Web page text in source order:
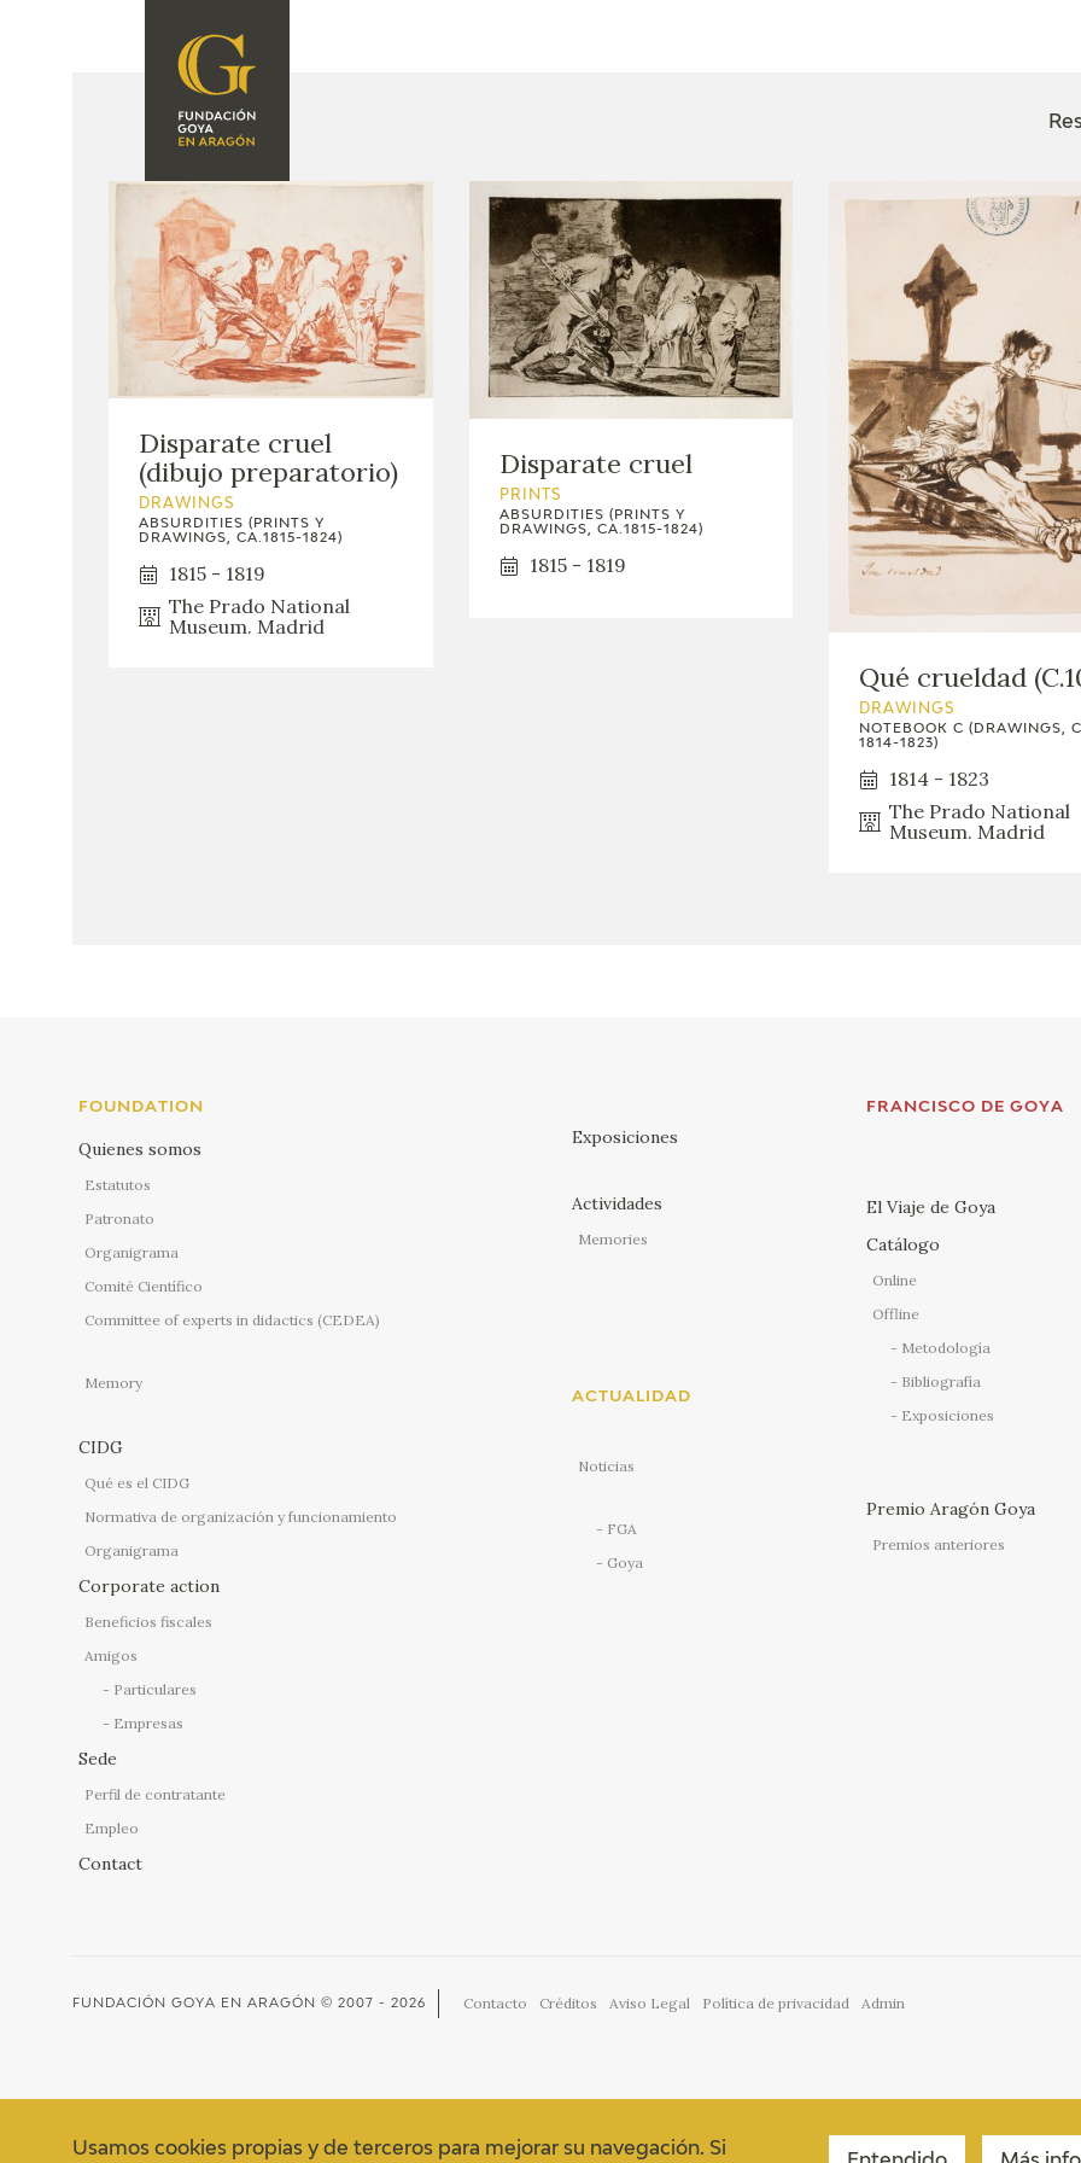
FOUNDATION
SOMOS
CIDG
CORPORATE
EL VIAJE DE GOYA
CATÁLOGO
PREMIO ARAGÓN
Disparate cruel
(dibujo preparatorio)
DRAWINGS
ABSURDITIES (PRINTS Y
DRAWINGS, CA.1815-1824)
1815 - 1819
The Prado National
Museum. Madrid
Disparate cruel
PRINTS
ABSURDITIES (PRINTS Y
DRAWINGS, CA.1815-1824)
1815 - 1819
Qué crueldad
DRAWINGS
NOTEBOOK C (DRAWINGS,
1814-1823)
1814 - 1823
The Prado National
Museum. Madrid
FOUNDATION
Quienes somos
Estatutos
Patronato
Organigrama
Comité Científico
Committee of experts in didactics (CEDEA)
Memory
CIDG
Qué es el CIDG
Normativa de organización y funcionamiento
Organigrama
Corporate action
Beneficios fiscales
Amigos
Particulares
Empresas
Sede
Perfil de contratante
Empleo
Contact
Exposiciones
Actividades
Memories
ACTUALIDAD
Noticias
FGA
Goya
FRANCISCO DE GOYA
El Viaje de Goya
Catálogo
Online
Offline
Metodología
Bibliografía
Exposiciones
Premio Aragón Goya
Premios anteriores
FUNDACIÓN GOYA EN ARAGÓN © 2007 - 2026 Contacto Créditos Aviso Legal Política de privacidad Admin
Usamos cookies propias y de terceros para mejorar su navegación. Si